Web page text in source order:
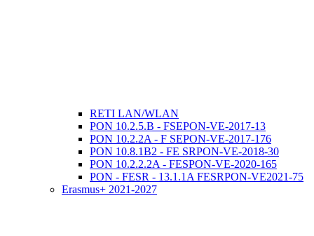
RETI LAN/WLAN
PON 10.2.5.B - FSEPON-VE-2017-13
PON 10.2.2A - F SEPON-VE-2017-176
PON 10.8.1B2 - FE SRPON-VE-2018-30
PON 10.2.2.2A - FESPON-VE-2020-165
PON - FESR - 13.1.1A FESRPON-VE2021-75
Erasmus+ 2021-2027